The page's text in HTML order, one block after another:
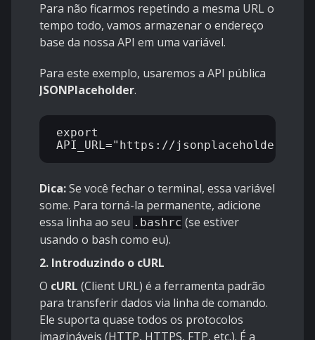
Para não ficarmos repetindo a mesma URL o
tempo todo, vamos armazenar o endereço
base da nossa API em uma variável.
Para este exemplo, usaremos a API pública
JSONPlaceholder.
export
Dica:Se você fechar o terminal, essa variável
some. Para torná-la permanente, adicione
essa linha ao seu .bashrc (se estiver
usando o bash como eu).
2. Introduzindo o cURL
O cURL (Client URL) é a ferramenta padrão
para transferir dados via linha de comando.
Ele suporta quase todos os protocolos
imagináveis (HTTP, HTTPS, FTP, etc.). É a